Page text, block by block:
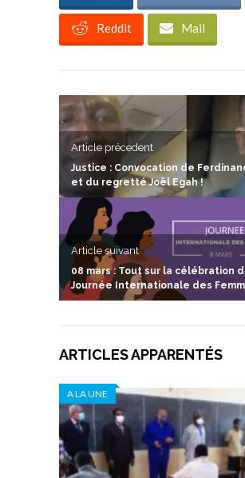
Reddit Mail
Article précedent
Justice : Convocation de
et du regretté Joël Egah !
Article suivant
08 mars : Tout sur la célébration
Journée Internationale des
ARTICLES APPARENTÉS
A LA UNE